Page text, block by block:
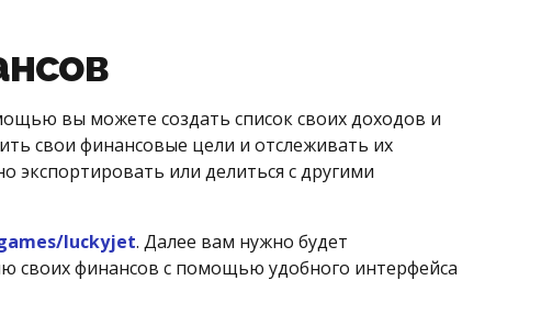
вы можете создать список своих доходов и
свои финансовые цели и отслеживать их
экспортировать или делиться с другими
luckyjet. Далее вам нужно будет
своих финансов с помощью удобного интерфейса